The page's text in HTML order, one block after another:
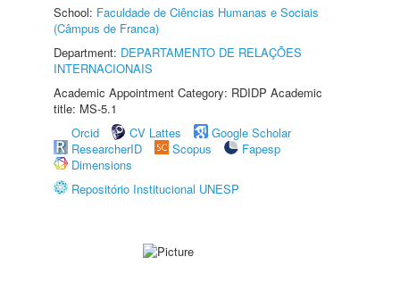
School: Faculdade de Ciências Humanas e Sociais
(Câmpus de Franca)
Department: DEPARTAMENTO DE RELAÇÕES
INTERNACIONAIS
Academic Appointment Category: RDIDP Academic
title: MS-5.1
Orcid
CV Lattes
Google Scholar
ResearcherID
Scopus
Fapesp
Dimensions
Repositório Institucional UNESP